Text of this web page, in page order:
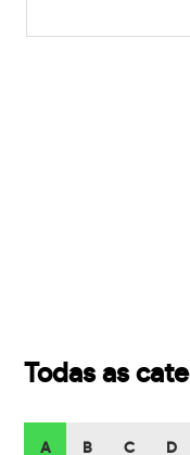
Todas as
A B C D